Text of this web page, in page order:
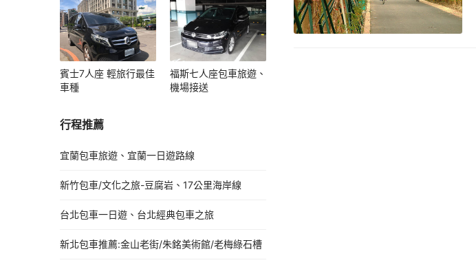
賓士7人座 輕旅行最佳
車種
福斯七人座包車旅遊、
機場接送
行程推薦
宜蘭包車旅遊、宜蘭一日遊路線
新竹包車/文化之旅-豆腐岩、17公里海岸線
台北包車一日遊、台北經典包車之旅
新北包車推薦:金山老街/朱銘美術館/老梅綠石槽